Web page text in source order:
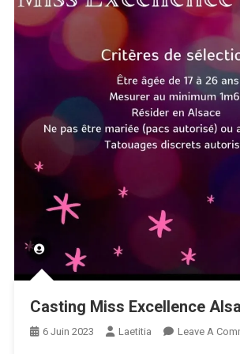
Casting Miss Excellence
6 Juin 2023 Laetitia Leave A